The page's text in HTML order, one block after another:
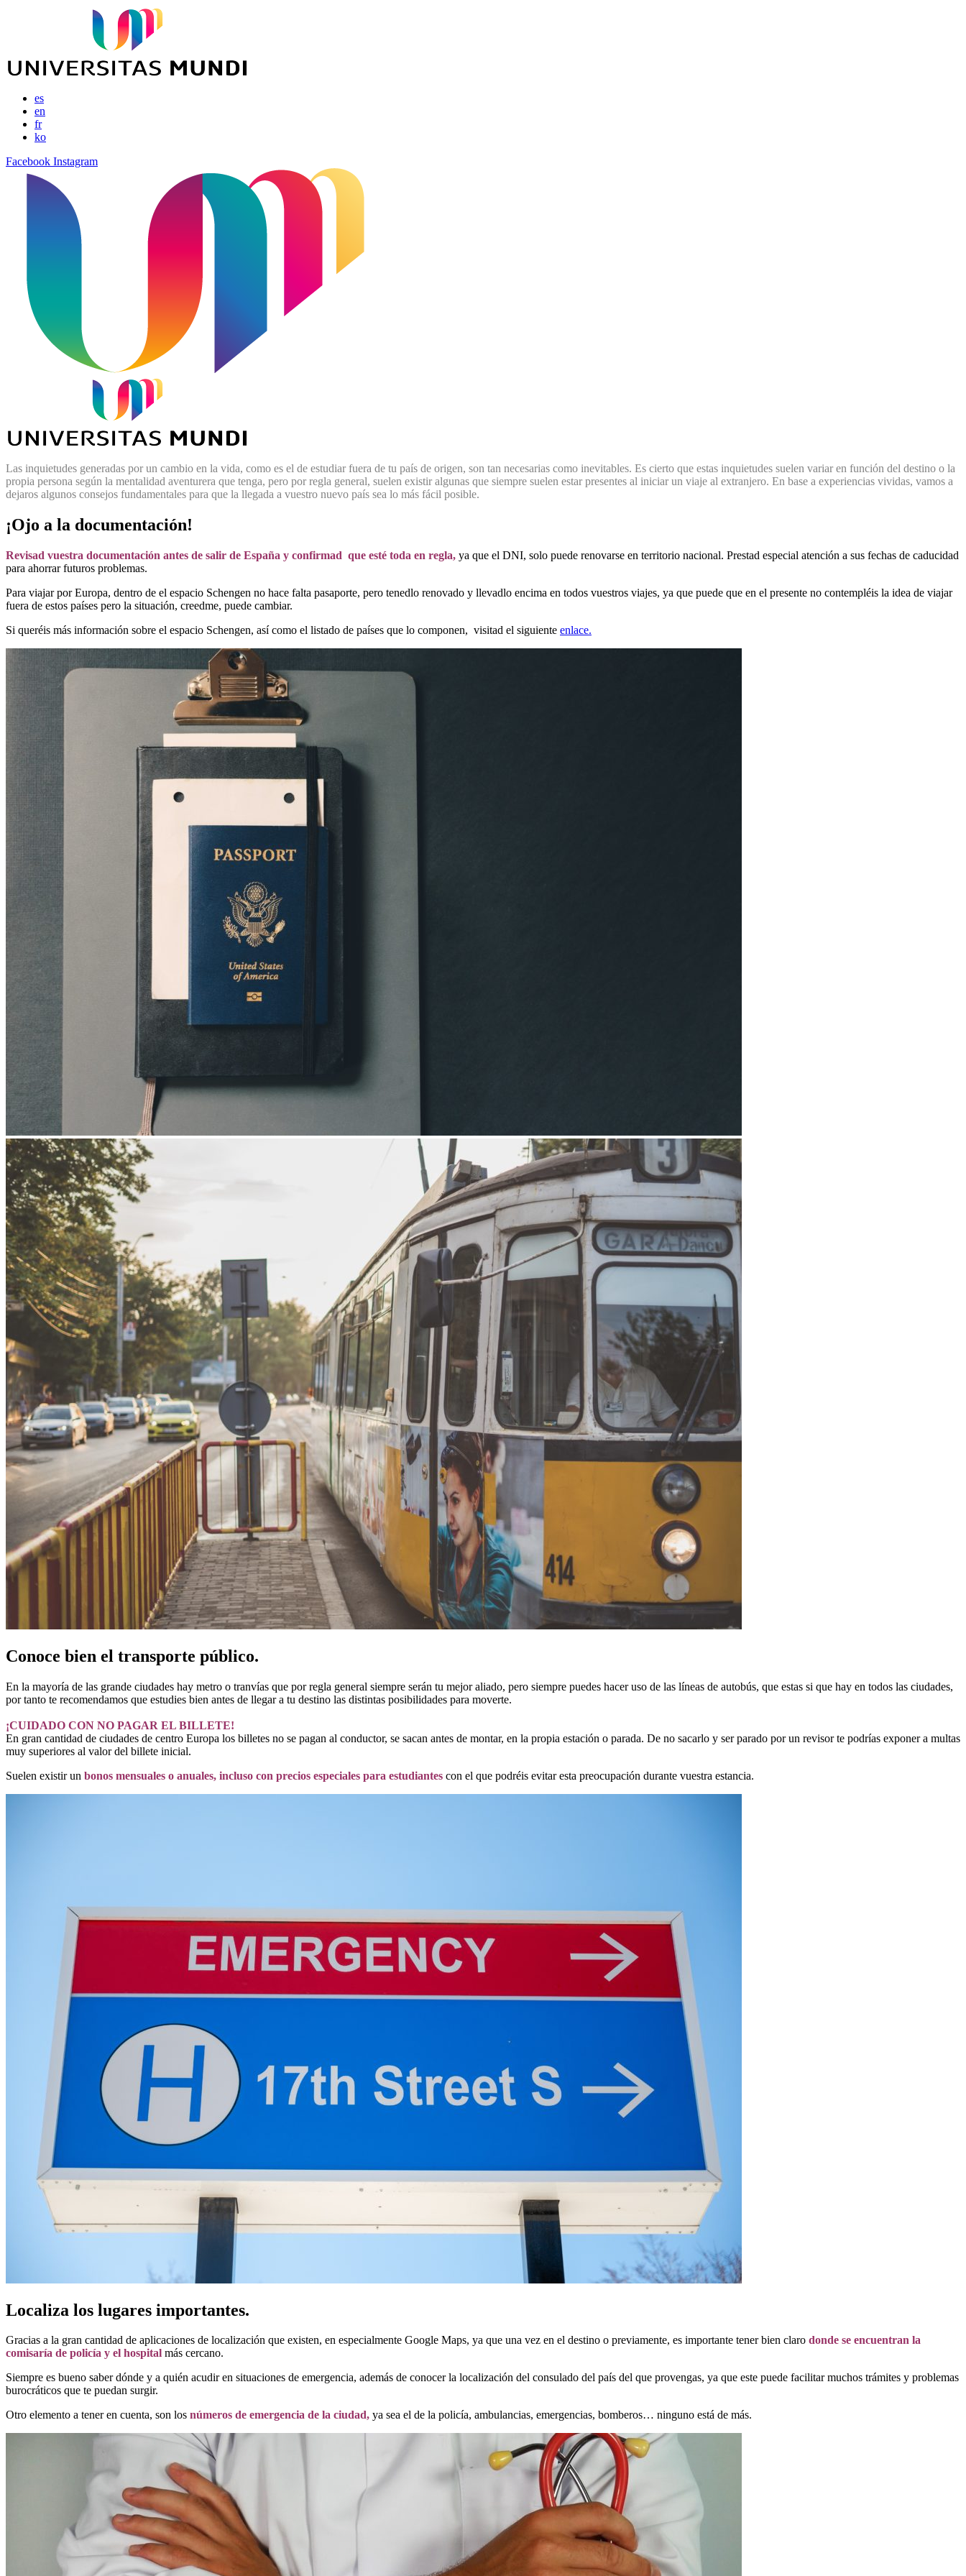
es
en
fr
ko
Facebook Instagram
Las inquietudes generadas por un cambio en la vida, como es el de estudiar fuera de tu país de origen, son tan necesarias como inevitables. Es cierto que estas inquietudes suelen variar en función del destino o la
propia persona según la mentalidad aventurera que tenga, pero por regla general, suelen existir algunas que siempre suelen estar presentes al iniciar un viaje al extranjero. En base a experiencias vividas, vamos a
dejaros algunos consejos fundamentales para que la llegada a vuestro nuevo país sea lo más fácil posible.
¡Ojo a la documentación!
Revisad vuestra documentación antes de salir de España y confirmad que esté toda en regla, ya que el DNI, solo puede renovarse en territorio nacional. Prestad especial atención a sus fechas de caducidad
para ahorrar futuros problemas.
Para viajar por Europa, dentro de el espacio Schengen no hace falta pasaporte, pero tenedlo renovado y llevadlo encima en todos vuestros viajes, ya que puede que en el presente no contempléis la idea de viajar
fuera de estos países pero la situación, creedme, puede cambiar.
Si queréis más información sobre el espacio Schengen, así como el listado de países que lo componen, visitad el siguiente enlace.
Conoce bien el transporte público.
En la mayoría de las grande ciudades hay metro o tranvías que por regla general siempre serán tu mejor aliado, pero siempre puedes hacer uso de las líneas de autobús, que estas si que hay en todos las ciudades,
por tanto te recomendamos que estudies bien antes de llegar a tu destino las distintas posibilidades para moverte.
¡CUIDADO CON NO PAGAR EL BILLETE!
En gran cantidad de ciudades de centro Europa los billetes no se pagan al conductor, se sacan antes de montar, en la propia estación o parada. De no sacarlo y ser parado por un revisor te podrías exponer a multas
muy superiores al valor del billete inicial.
Suelen existir un bonos mensuales o anuales, incluso con precios especiales para estudiantes con el que podréis evitar esta preocupación durante vuestra estancia.
Localiza los lugares importantes.
Gracias a la gran cantidad de aplicaciones de localización que existen, en especialmente Google Maps, ya que una vez en el destino o previamente, es importante tener bien claro donde se encuentran la
comisaría de policía y el hospital más cercano.
Siempre es bueno saber dónde y a quién acudir en situaciones de emergencia, además de conocer la localización del consulado del país del que provengas, ya que este puede facilitar muchos trámites y problemas
burocráticos que te puedan surgir.
Otro elemento a tener en cuenta, son los números de emergencia de la ciudad, ya sea el de la policía, ambulancias, emergencias, bomberos… ninguno está de más.